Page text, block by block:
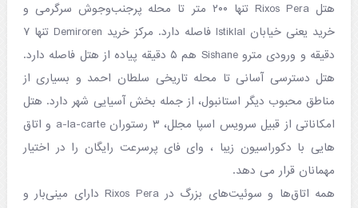
لحظه
آخری
جاذبه‌های
گردشگری
هتل Rixos Pera تنها ۲۰۰ متر تا محله پرجنب‌وجوش سرگرمی و
خرید یعنی خیابان Istiklal فاصله دارد. مرکز خرید Demiroren تنها ۷
دقیقه و ورودی مترو Sishane هم ۵ دقیقه پیاده از هتل فاصله دارد.
هتل دسترسی آسانی تا محله تاریخی سلطان احمد و بسیاری از
مناطق محبوب دیگر استانبول، از جمله بخش آسیایی شهر دارد. هتل
امکاناتی از قبیل سرویس اسپا مجلل، ۳ رستوران a-la-carte و اتاق
هایی با دکوراسیون زیبا ، وای فای پرسرعت رایگان را در اختیار
مهمانان قرار می دهد.
همه اتاق‌ها و سوئیت‌های بزرگ در Rixos Pera دارای مینی‌بار و